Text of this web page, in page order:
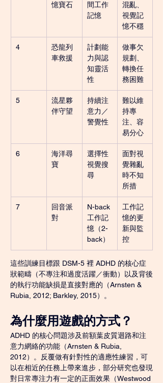
憶寶石
間工作
記憶
混亂、
視覺記
憶不穩
4
恐龍列
車救援
計劃能
力與認
知靈活
性
做事欠
規劃、
轉換任
務困難
5
流星夥
伴守望
持續注
意力／
警覺性
難以維
持專
注、容
易分心
6
海洋尋
寶
選擇性
視覺搜
尋
面對視
覺雜亂
時不知
所措
7
回音派
對
N-back
工作記
憶（2-
back）
工作記
憶的更
新與監
控
這些訓練目標跟 DSM-5 裡 ADHD 的核心症
狀範疇（不專注和過度活躍／衝動）以及背後
的執行功能缺損是直接對應的（Arnsten &
Rubia, 2012; Barkley, 2015）。
為什麼用遊戲的方式？
ADHD 的核心問題涉及前額葉皮質迴路和注
意力網絡的功能（Arnsten & Rubia,
2012）。反覆做有針對性的適應性練習，可
以在相近的任務上帶來進步，部分研究也發現
對日常專注力有一定的正面效果（Westwood